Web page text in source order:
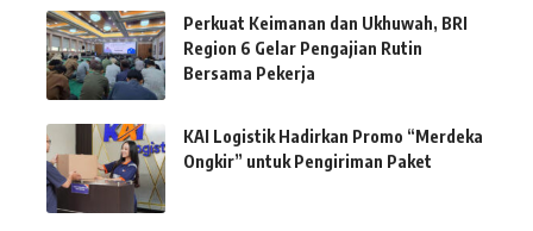
Perkuat Keimanan dan Ukhuwah, BRI
Region 6 Gelar Pengajian Rutin
Bersama Pekerja
KAI Logistik Hadirkan Promo “Merdeka
Ongkir” untuk Pengiriman Paket